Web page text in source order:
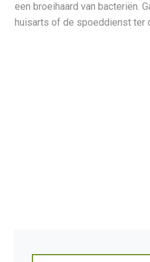
een broeihaard van bacteriën.
huisarts of de spoeddienst ter